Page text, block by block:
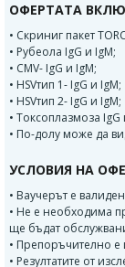
ОФЕРТАТА
• Скриниг пакет
• Рубеола IgG и IgM;
• CMV- IgG и IgM;
• HSVтип 1- IgG и IgM;
• HSVтип 2- IgG и IgM;
• Токсоплазмоза IgG
• По-долу може да
УСЛОВИЯ НА
• Ваучерът е
• Не е необходима
ще бъдат
• Препоръчително е
• Резултатите от